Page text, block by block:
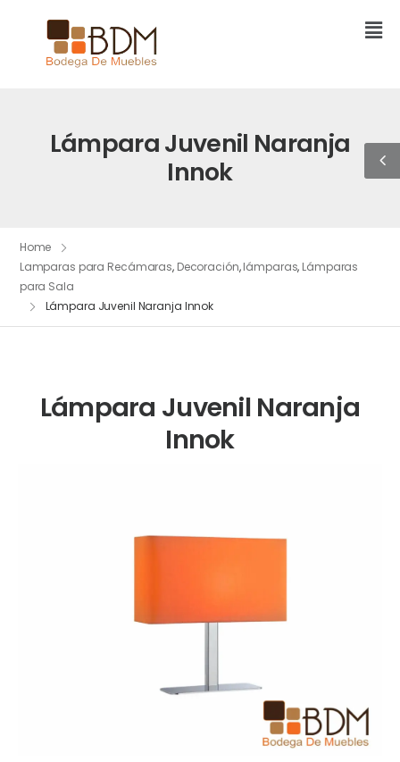
Lámpara Juvenil Naranja
Innok
Home
Lamparas para Recámaras, Decoración,lámparas, Lámparas
para Sala
Lámpara Juvenil Naranja Innok
Lámpara Juvenil Naranja
Innok